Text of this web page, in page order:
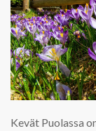
Kevät Puolassa